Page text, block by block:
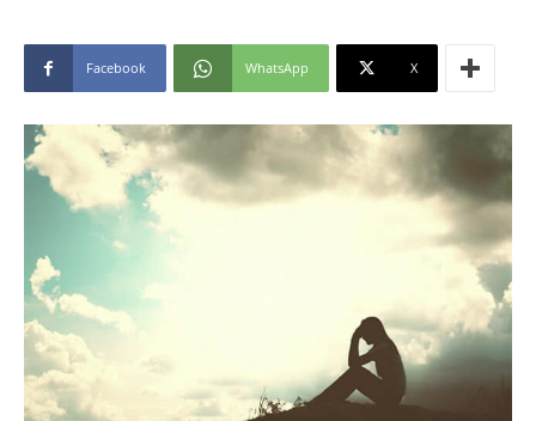
Facebook WhatsApp X